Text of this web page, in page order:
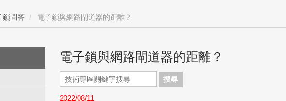
鎖問答 電子鎖與網路閘道器的距離？
電子鎖與網路閘道器的距離？
搜尋
2022/08/11